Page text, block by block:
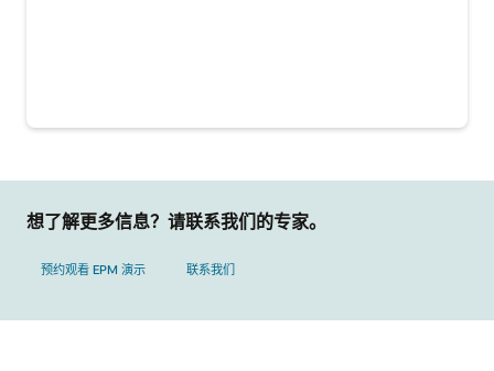
想了解更多信息？请联系我们的专家。
预约观看 EPM 演示 联系我们